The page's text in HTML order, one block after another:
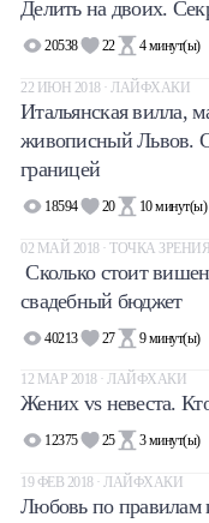
Халва
Онлайн-
Премиальный
Мобильный
Карта КАКТУС
Продукты для
Делить на двоих.
20538 22 4минут(ы)
22 ИЮН 2018 · ЛАЙФХАКИ
Итальянская вилла,
живописный Львов.
границей
18594 20 10минут(ы)
02 МАЙ 2018 · ТОЧКА ЗРЕНИЯ
Сколько стоит
свадебный бюджет
40213 27 9минут(ы)
12 МАР 2018 · ЛАЙФХАКИ
Жених vs невеста.
12375 25 3минут(ы)
19 ФЕВ 2018 · ЛАЙФХАКИ
Любовь по правилам